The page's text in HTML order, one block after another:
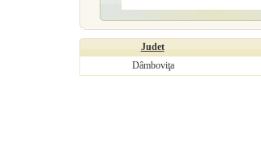
Judet
Dâmboviţa